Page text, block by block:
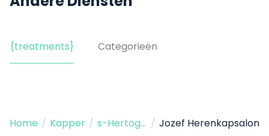
{treatments} Categorieën
Home / Kapper / s-Hertogenbosch / Jozef Herenkapsalon